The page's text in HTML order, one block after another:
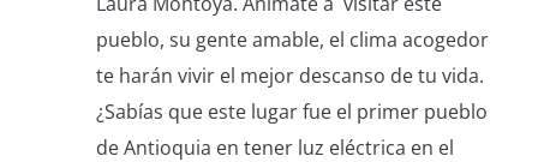
pueblo, su gente amable, el clima acogedor
te harán vivir el mejor descanso de tu vida.
¿Sabías que este lugar fue el primer pueblo
de Antioquia en tener luz eléctrica en el